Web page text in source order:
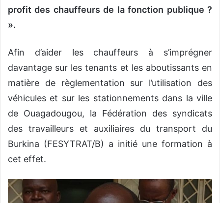
profit des chauffeurs de la fonction publique ?
».
Afin d’aider les chauffeurs à s’imprégner
davantage sur les tenants et les aboutissants en
matière de règlementation sur l’utilisation des
véhicules et sur les stationnements dans la ville
de Ouagadougou, la Fédération des syndicats
des travailleurs et auxiliaires du transport du
Burkina (FESYTRAT/B) a initié une formation à
cet effet.